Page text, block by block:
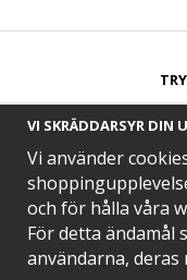
VI SKRÄDDARSYR DIN
Vi använder
och för hålla våra
För detta ändamål
användarna,